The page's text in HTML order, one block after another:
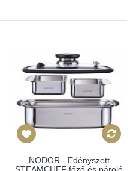
NODOR - Edényszett